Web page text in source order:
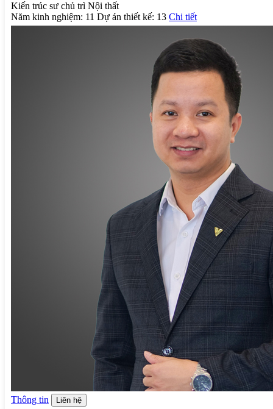
Kiến trúc sư chủ trì Nội thất
Năm kinh nghiệm: 11 Dự án thiết kế: 13 Chi tiết
Thông tin Liên hệ